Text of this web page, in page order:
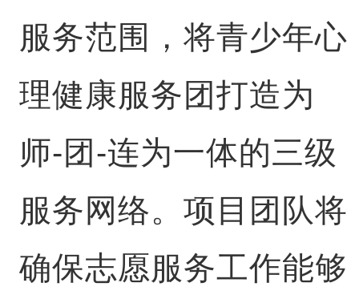
服务范围，将青少年心
理健康服务团打造为
师-团-连为一体的三级
服务网络。项目团队将
确保志愿服务工作能够